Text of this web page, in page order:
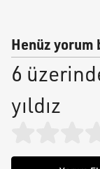
Henüz yorum
6
yıldız